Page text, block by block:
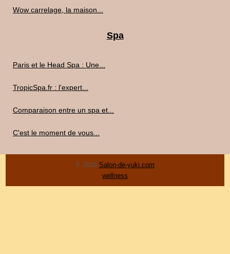
Wow carrelage, la maison...
Spa
Paris et le Head Spa : Une...
TropicSpa.fr : l'expert...
Comparaison entre un spa et...
C'est le moment de vous...
© 2026 Salon-de-yuki.com
wellness